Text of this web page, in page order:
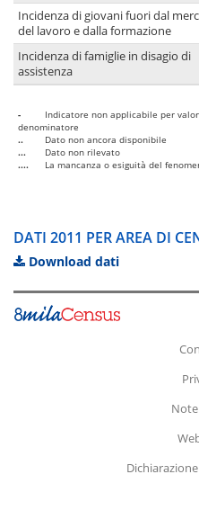
Incidenza di giovani fuori dal
del lavoro e dalla formazione
Incidenza di famiglie in disagio di
assistenza
-
Indicatore non applicabile per
denominatore
..
Dato non ancora disponibile
...
Dato non rilevato
....
La mancanza o esiguità del
DATI 2011 PER AREA DI
Download dati